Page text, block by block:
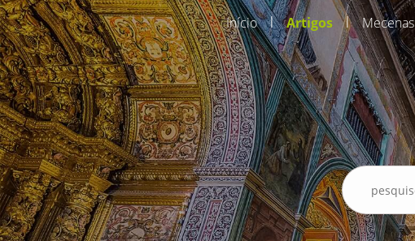
Início | Artigos | Mecenas